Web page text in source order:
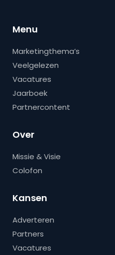
Menu
Marketingthema’s
Veelgelezen
Vacatures
Jaarboek
Partnercontent
Over
Missie & Visie
Colofon
Kansen
Adverteren
Partners
Vacatures